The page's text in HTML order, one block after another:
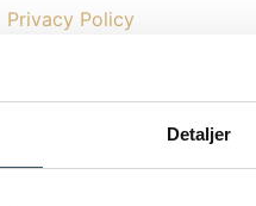
Detaljer
Privacy Policy